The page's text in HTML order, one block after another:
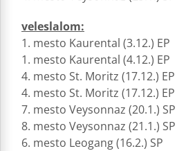
veleslalom:
1. mesto Kaurental (3.12.) EP
1. mesto Kaurental (4.12.) EP
4. mesto St. Moritz (17.12.) EP
4. mesto St. Moritz (17.12.) EP
7. mesto Veysonnaz (20.1.) SP
8. mesto Veysonnaz (21.1.) SP
6. mesto Leogang (16.2.) SP